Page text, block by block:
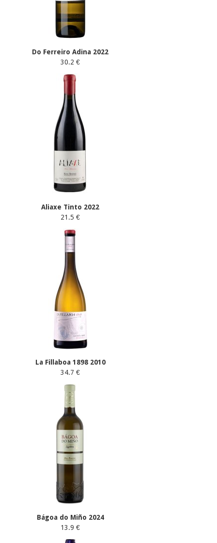
Do Ferreiro Adina 2022
30.2 €
Aliaxe Tinto 2022
21.5 €
La Fillaboa 1898 2010
34.7 €
Bágoa do Miño 2024
13.9 €